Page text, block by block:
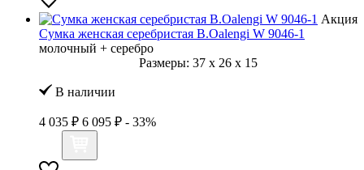
Акция
Сумка женская серебристая B.Oalengi W 9046-1
молочный + серебро
Размеры: 37 x 26 x 15
В наличии
4 035 ₽ 6 095 ₽ - 33%